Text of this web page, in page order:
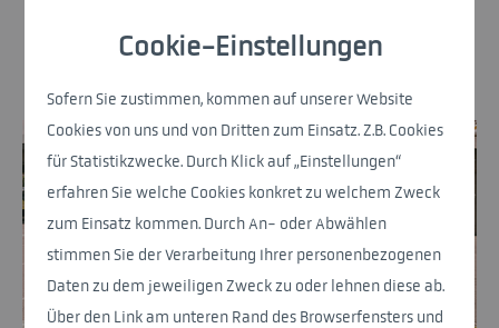
Cookie-Einstellungen
Sofern Sie zustimmen, kommen auf unserer Website
Cookies von uns und von Dritten zum Einsatz. Z.B. Cookies
für Statistikzwecke. Durch Klick auf „Einstellungen“
erfahren Sie welche Cookies konkret zu welchem Zweck
zum Einsatz kommen. Durch An- oder Abwählen
stimmen Sie der Verarbeitung Ihrer personenbezogenen
Daten zu dem jeweiligen Zweck zu oder lehnen diese ab.
Über den Link am unteren Rand des Browserfensters und